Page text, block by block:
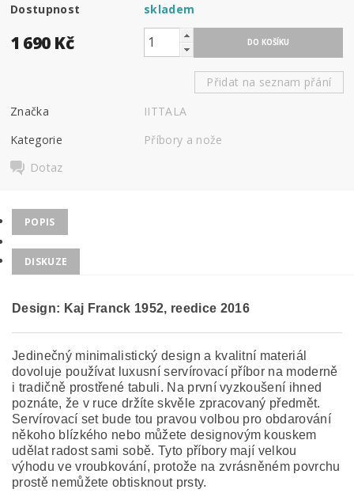
Dostupnost skladem
1 690 Kč
Přidat na seznam přání
Značka
IITTALA
Kategorie
Příbory a nože
Dotaz
POPIS
DISKUZE
Design: Kaj Franck 1952, reedice 2016
Jedinečný minimalistický design a kvalitní materiál
dovoluje používat luxusní servírovací příbor na moderně
i tradičně prostřené tabuli. Na první vyzkoušení ihned
poznáte, že v ruce držíte skvěle zpracovaný předmět.
Servírovací set bude tou pravou volbou pro obdarování
někoho blízkého nebo můžete designovým kouskem
udělat radost sami sobě. Tyto příbory mají velkou
výhodu ve vroubkování, protože na zvrásněném povrchu
prostě nemůžete obtisknout prsty.